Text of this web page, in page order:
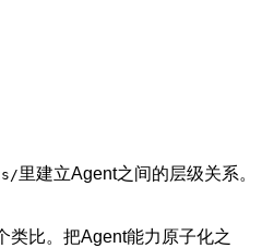
里建立Agent之间的层级关系。
比。把Agent能力原子化之